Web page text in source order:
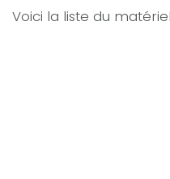
Voici la liste du